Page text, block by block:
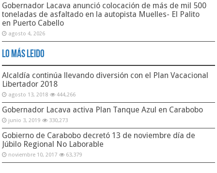
Gobernador Lacava anunció colocación de más de mil 500
toneladas de asfaltado en la autopista Muelles- El Palito
en Puerto Cabello
agosto 4, 2026
Lo Más Leido
Alcaldía continúa llevando diversión con el Plan Vacacional
Libertador 2018
agosto 13, 2018 444,266
Gobernador Lacava activa Plan Tanque Azul en Carabobo
junio 3, 2019 330,273
Gobierno de Carabobo decretó 13 de noviembre día de
Júbilo Regional No Laborable
noviembre 10, 2017 63,379